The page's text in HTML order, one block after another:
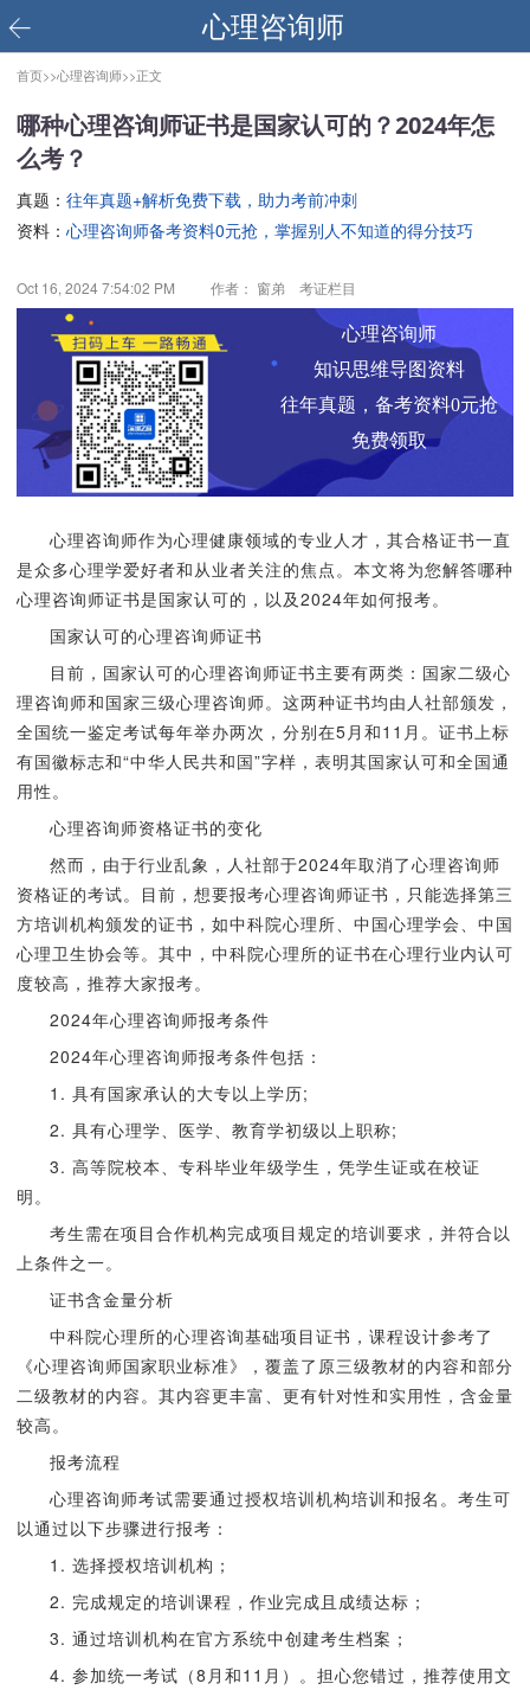
心理咨询师
首页>>心理咨询师>>正文
哪种心理咨询师证书是国家认可的？2024年怎
么考？
真题： 往年真题+解析免费下载，助力考前冲刺
资料： 心理咨询师备考资料0元抢，掌握别人不知道的得分技巧
Oct 16, 2024 7:54:02 PM 作者： 窗弟 考证栏目
心理咨询师
知识思维导图资料
往年真题，备考资料0元抢
免费领取
心理咨询师作为心理健康领域的专业人才，其合格证书一直
是众多心理学爱好者和从业者关注的焦点。本文将为您解答哪种
心理咨询师证书是国家认可的，以及2024年如何报考。
国家认可的心理咨询师证书
目前，国家认可的心理咨询师证书主要有两类：国家二级心
理咨询师和国家三级心理咨询师。这两种证书均由人社部颁发，
全国统一鉴定考试每年举办两次，分别在5月和11月。证书上标
有国徽标志和“中华人民共和国”字样，表明其国家认可和全国通
用性。
心理咨询师资格证书的变化
然而，由于行业乱象，人社部于2024年取消了心理咨询师
资格证的考试。目前，想要报考心理咨询师证书，只能选择第三
方培训机构颁发的证书，如中科院心理所、中国心理学会、中国
心理卫生协会等。其中，中科院心理所的证书在心理行业内认可
度较高，推荐大家报考。
2024年心理咨询师报考条件
2024年心理咨询师报考条件包括：
1. 具有国家承认的大专以上学历;
2. 具有心理学、医学、教育学初级以上职称;
3. 高等院校本、专科毕业年级学生，凭学生证或在校证
明。
考生需在项目合作机构完成项目规定的培训要求，并符合以
上条件之一。
证书含金量分析
中科院心理所的心理咨询基础项目证书，课程设计参考了
《心理咨询师国家职业标准》，覆盖了原三级教材的内容和部分
二级教材的内容。其内容更丰富、更有针对性和实用性，含金量
较高。
报考流程
心理咨询师考试需要通过授权培训机构培训和报名。考生可
以通过以下步骤进行报考：
1. 选择授权培训机构；
2. 完成规定的培训课程，作业完成且成绩达标；
3. 通过培训机构在官方系统中创建考生档案；
4. 参加统一考试（8月和11月）。担心您错过，推荐使用文